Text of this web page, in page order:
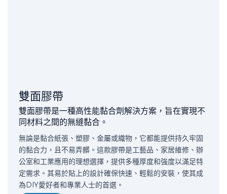
雙面膠帶
雙面膠帶是一種高性能黏合劑解決方案，旨在實現不
同材料之間的無縫黏合。
無論是黏合紙張、塑膠、金屬或織物，它都能提供持久牢固
的黏合力，且不易弄髒。這款膠帶是工藝品、家居維修、辦
公室和工業應用的理想選擇，提供多種厚度和強度以滿足特
定需求。其易於貼上的設計確保快速、輕鬆的安裝，使其成
為DIY愛好者和專業人士的首選。